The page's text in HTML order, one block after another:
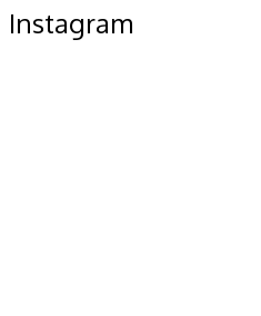
Instagram